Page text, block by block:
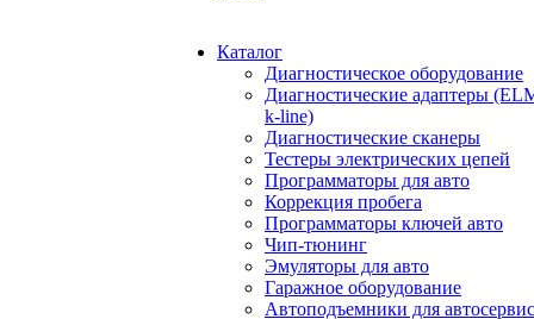
Каталог
Диагностическое оборудование
Диагностические адаптеры
k-line)
Диагностические сканеры
Тестеры электрических цепей
Программаторы для авто
Коррекция пробега
Программаторы ключей авто
Чип-тюнинг
Эмуляторы для авто
Гаражное оборудование
Автоподъемники для